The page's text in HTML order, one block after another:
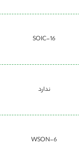
16-SOIC
ندارد
WSON-6